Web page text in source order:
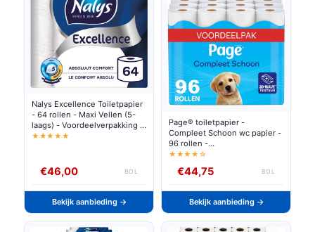
Nalys Excellence Toiletpapier
- 64 rollen - Maxi Vellen (5-
laags) - Voordeelverpakking -
papieren verpakking
★★★★★
€46,00 BOL
Bekijk aanbieding →
Page® toiletpapier -
Compleet Schoon wc papier -
96 rollen -
Voordeelverpakking
★★★★☆
€44,75 BOL
Bekijk aanbieding →